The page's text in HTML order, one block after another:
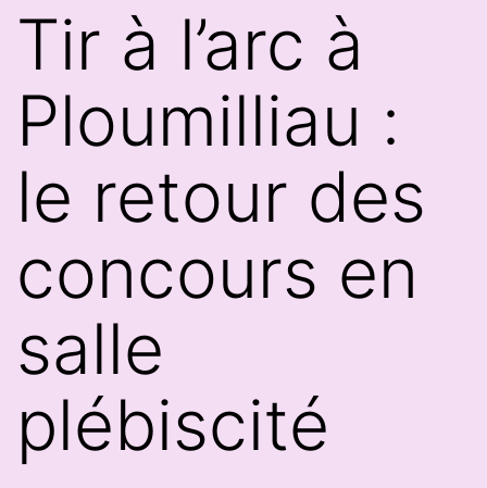
Tir à l’arc à
Ploumilliau :
le retour des
concours en
salle
plébiscité